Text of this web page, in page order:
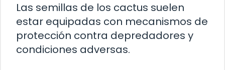
Las semillas de los cactus suelen
estar equipadas con mecanismos de
protección contra depredadores y
condiciones adversas.